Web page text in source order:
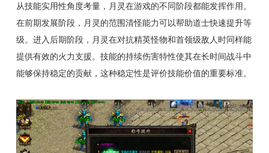
从技能实用性角度考量，月灵在游戏的不同阶段都能发挥作用。
在前期发展阶段，月灵的范围清怪能力可以帮助道士快速提升等
级。进入后期阶段，月灵在对抗精英怪物和首领级敌人时同样能
提供有效的火力支援。技能的持续伤害特性使其在长时间战斗中
能够保持稳定的贡献，这种稳定性是评价技能价值的重要标准。